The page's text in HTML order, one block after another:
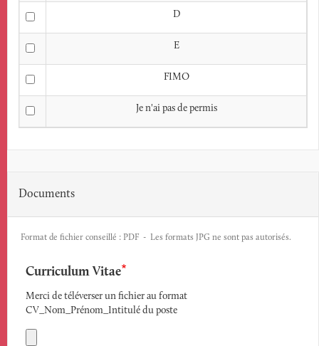
D
E
FIMO
Je n'ai pas de permis
Documents
Format de fichier conseillé : PDF - Les formats JPG ne sont pas autorisés.
Curriculum Vitae
Merci de téléverser un fichier au format
CV_Nom_Prénom_Intitulé du poste